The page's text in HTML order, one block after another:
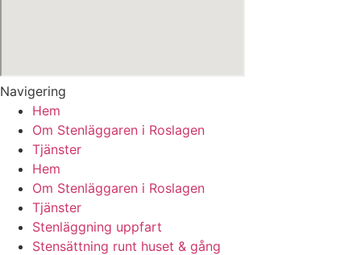
Navigering
Hem
Om Stenläggaren i Roslagen
Tjänster
Hem
Om Stenläggaren i Roslagen
Tjänster
Stenläggning uppfart
Stensättning runt huset & gång